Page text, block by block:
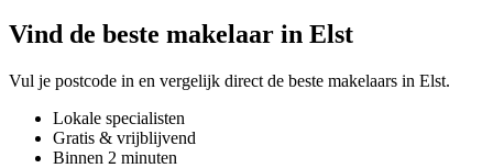
Vind de beste makelaar in Elst
Vul je postcode in en vergelijk direct de beste makelaars in Elst.
Lokale specialisten
Gratis & vrijblijvend
Binnen 2 minuten